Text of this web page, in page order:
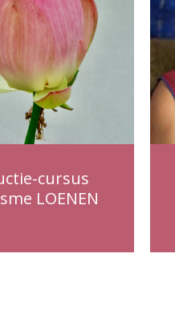
cursus
LOENEN